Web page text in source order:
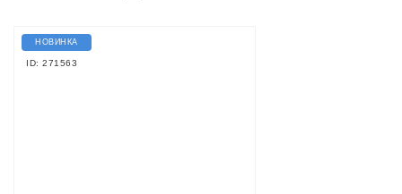
НОВИНКА
ID: 271563